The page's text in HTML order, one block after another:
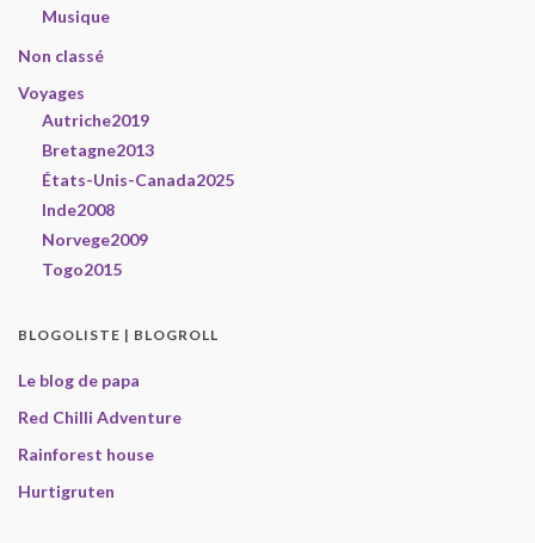
Musique
Non classé
Voyages
Autriche2019
Bretagne2013
États-Unis-Canada2025
Inde2008
Norvege2009
Togo2015
BLOGOLISTE | BLOGROLL
Le blog de papa
Red Chilli Adventure
Rainforest house
Hurtigruten